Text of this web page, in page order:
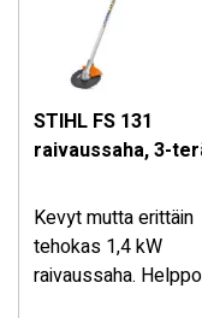
STIHL FS 131
raivaussaha, 3-
Kevyt mutta erittäin
tehokas 1,4 kW
raivaussaha. Helppo